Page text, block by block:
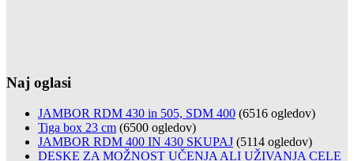
Naj oglasi
JAMBOR RDM 430 in 505, SDM 400 (6516 ogledov)
Tiga box 23 cm (6500 ogledov)
JAMBOR RDM 400 IN 430 SKUPAJ (5114 ogledov)
DESKE ZA MOŽNOST UČENJA ALI UŽIVANJA CELE